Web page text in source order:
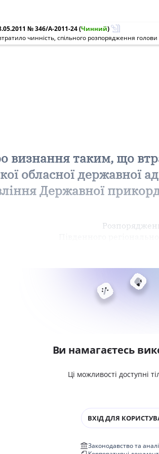
№ 346/А-2011-24(Чинний)
визнання таким, що
обласної державної
Державної
Ви намагаєтесь
Ці можливості доступні
ВХІД ДЛЯ
Законодавство та